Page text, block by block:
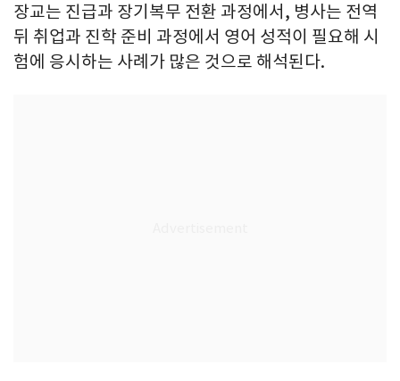
장교는 진급과 장기복무 전환 과정에서, 병사는 전역
뒤 취업과 진학 준비 과정에서 영어 성적이 필요해 시
험에 응시하는 사례가 많은 것으로 해석된다.